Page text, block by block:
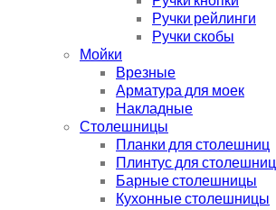
Ручки рейлинги
Ручки скобы
Мойки
Врезные
Арматура для моек
Накладные
Столешницы
Планки для столешниц
Плинтус для столешниц
Барные столешницы
Кухонные столешницы